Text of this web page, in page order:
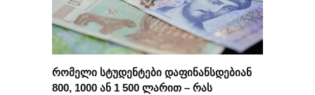
რომელი სტუდენტები დაფინანსდებიან
800, 1000 ან 1 500 ლარით – რას